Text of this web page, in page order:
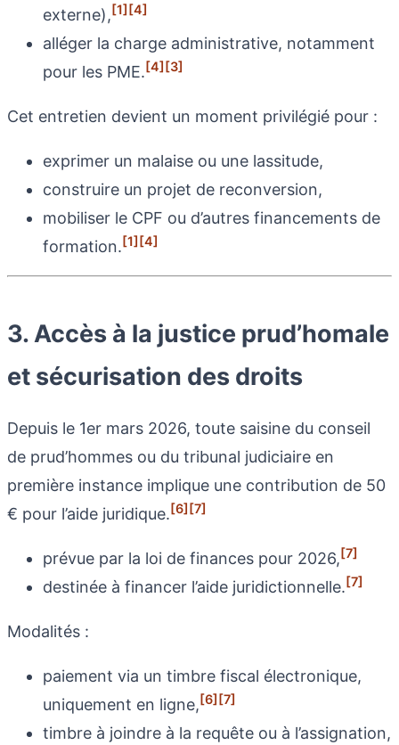
externe),[1][4]
alléger la charge administrative, notamment
pour les PME.[4][3]
Cet entretien devient un moment privilégié pour :
exprimer un malaise ou une lassitude,
construire un projet de reconversion,
mobiliser le CPF ou d’autres financements de
formation.[1][4]
3. Accès à la justice prud’homale
et sécurisation des droits
Depuis le 1er mars 2026, toute saisine du conseil
de prud’hommes ou du tribunal judiciaire en
première instance implique une contribution de 50
€ pour l’aide juridique.[6][7]
prévue par la loi de finances pour 2026,[7]
destinée à financer l’aide juridictionnelle.[7]
Modalités :
paiement via un timbre fiscal électronique,
uniquement en ligne,[6][7]
timbre à joindre à la requête ou à l’assignation,